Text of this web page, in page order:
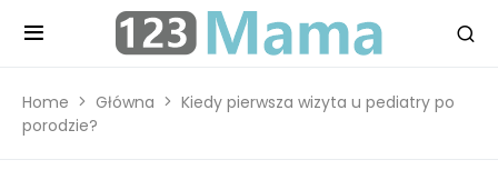
Home Główna
Kiedy pierwsza wizyta u pediatry po
porodzie?